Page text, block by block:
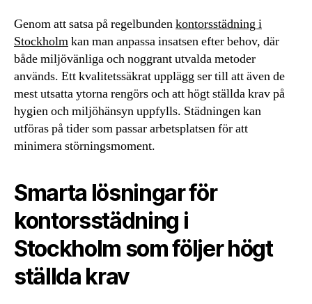
Genom att satsa på regelbundenkontorsstädning i
Stockholmkan man anpassa insatsen efter behov, där
både miljövänliga och noggrant utvalda metoder
används. Ett kvalitetssäkrat upplägg ser till att även de
mest utsatta ytorna rengörs och att högt ställda krav på
hygien och miljöhänsyn uppfylls. Städningen kan
utföras på tider som passar arbetsplatsen för att
minimera störningsmoment.
Smarta lösningar för
kontorsstädning i
Stockholm som följer högt
ställda krav